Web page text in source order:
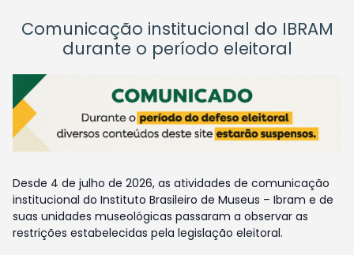
Comunicação institucional do IBRAM
durante o período eleitoral
Desde 4 de julho de 2026, as atividades de comunicação
institucional do Instituto Brasileiro de Museus – Ibram e de
suas unidades museológicas passaram a observar as
restrições estabelecidas pela legislação eleitoral.